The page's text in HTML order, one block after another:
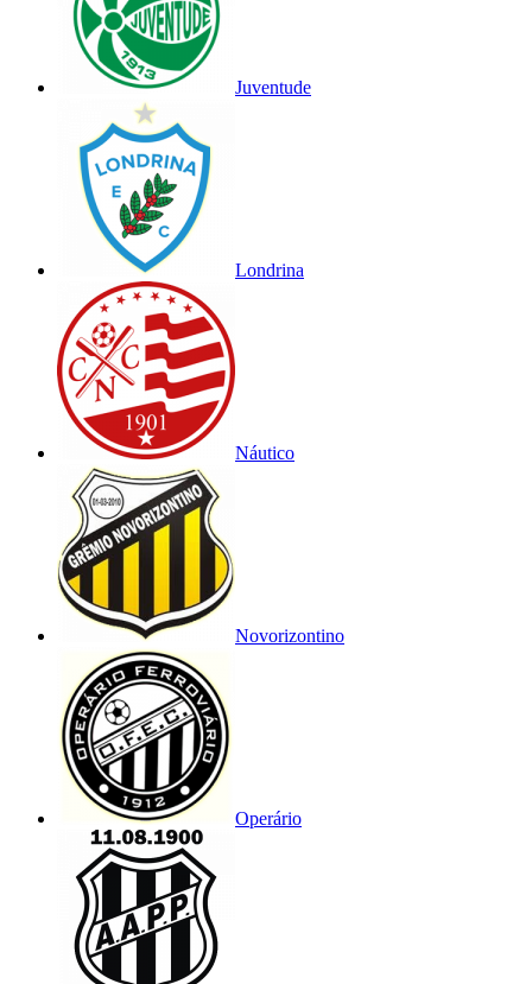
Juventude
Londrina
Náutico
Novorizontino
Operário